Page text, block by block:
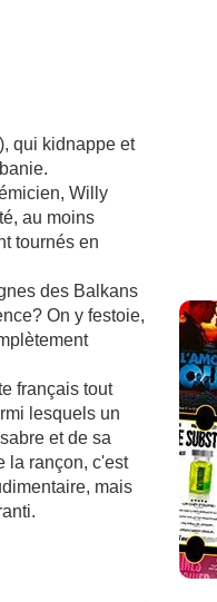
qui kidnappe et
Willy
au moins
tournés en
des Balkans
On y festoie,
français tout
lesquels un
et de sa
la rançon, c'est
mais